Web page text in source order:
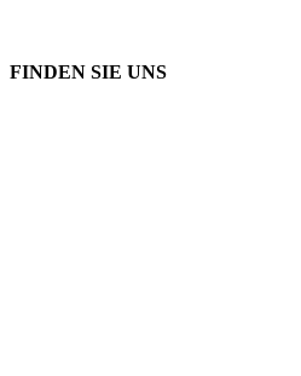
FINDEN SIE UNS